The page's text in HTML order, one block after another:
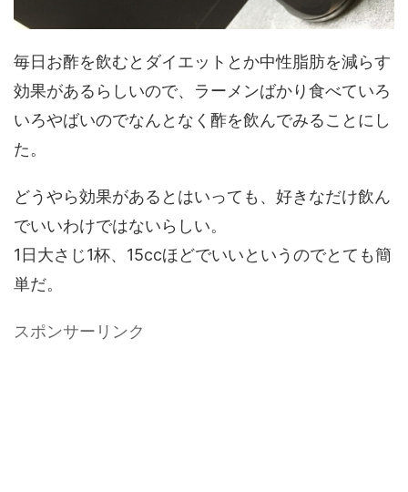
毎日お酢を飲むとダイエットとか中性脂肪を減らす
効果があるらしいので、ラーメンばかり食べていろ
いろやばいのでなんとなく酢を飲んでみることにし
た。
どうやら効果があるとはいっても、好きなだけ飲ん
でいいわけではないらしい。
1日大さじ1杯、15ccほどでいいというのでとても簡
単だ。
スポンサーリンク